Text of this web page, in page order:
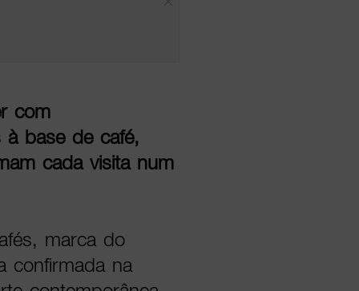
com
à base de café,
cada visita num
marca do
confirmada na